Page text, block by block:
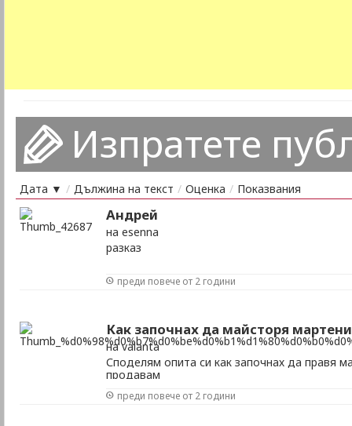
Изпратете
Дата ▼ / Дължина на текст / Оценка / Показвания
Андрей
на esenna
разказ
преди повече от 2 години
Как започнах да майсторя
на valanta
Споделям опита си как започнах да правя
продавам
преди повече от 2 години